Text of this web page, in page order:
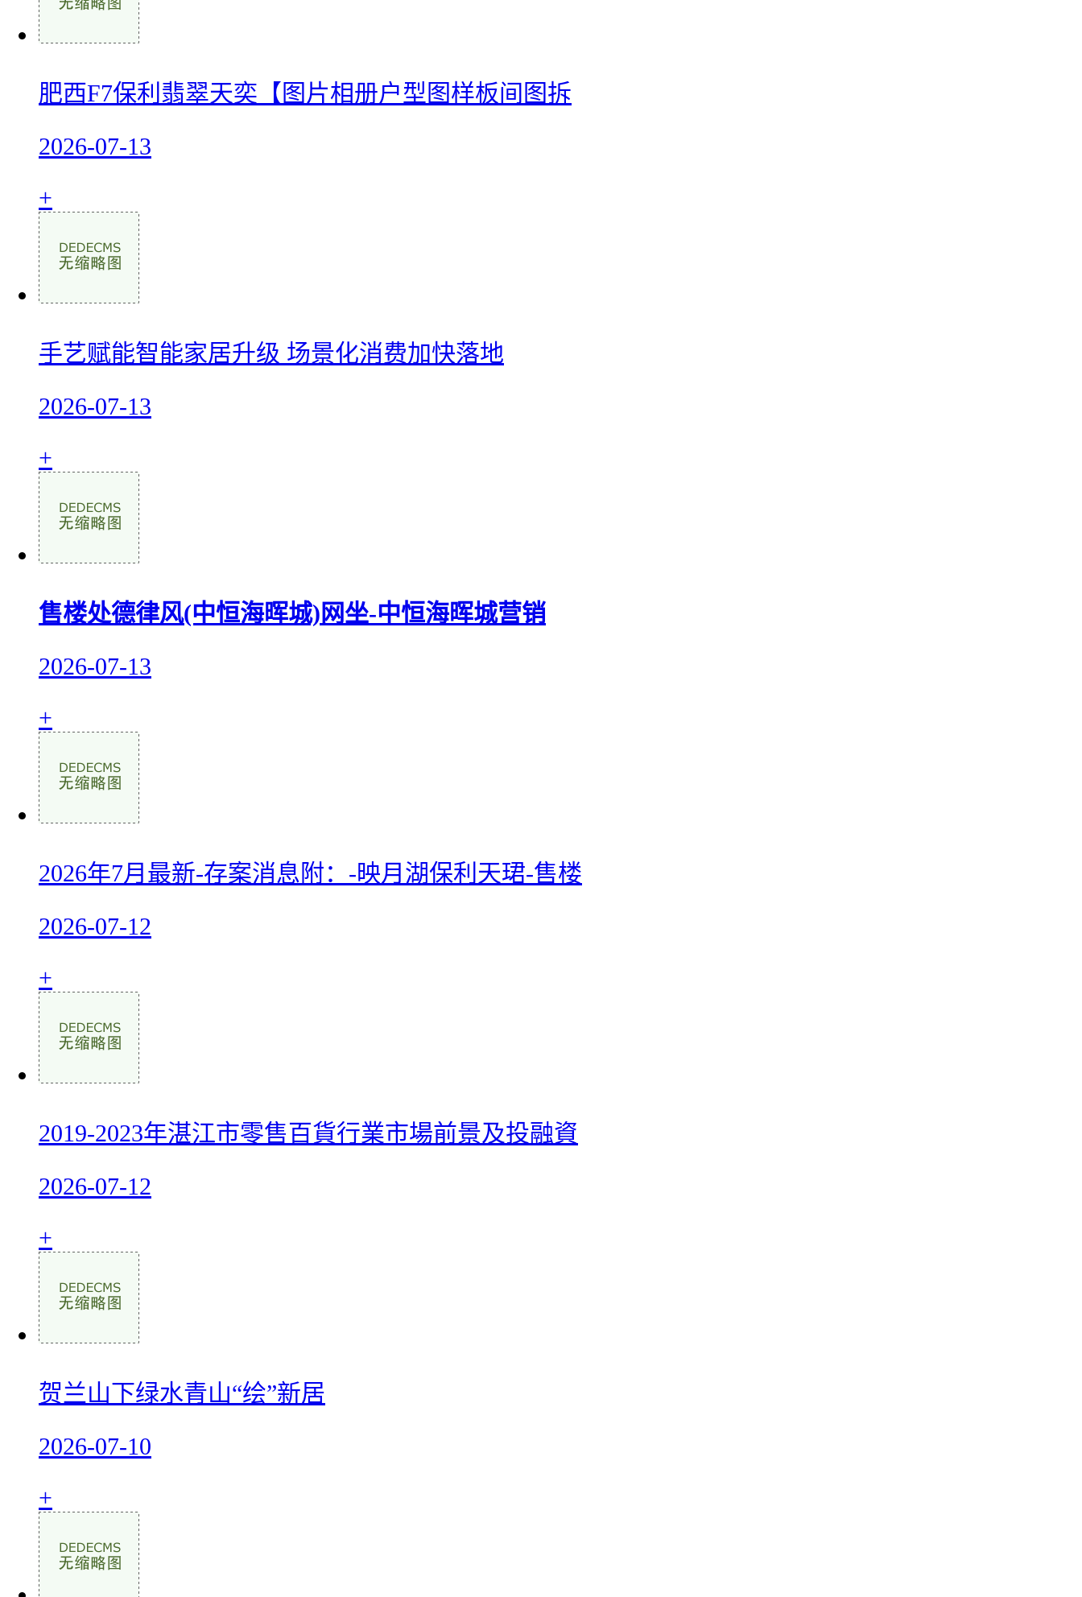
肥西F7保利翡翠天奕【图片相册户型图样板间图拆
2026-07-13
+
手艺赋能智能家居升级 场景化消费加快落地
2026-07-13
+
售楼处德律风(中恒海晖城)网坐-中恒海晖城营销
2026-07-13
+
2026年7月最新-存案消息附：-映月湖保利天珺-售楼
2026-07-12
+
2019-2023年湛江市零售百貨行業市場前景及投融資
2026-07-12
+
贺兰山下绿水青山“绘”新居
2026-07-10
+